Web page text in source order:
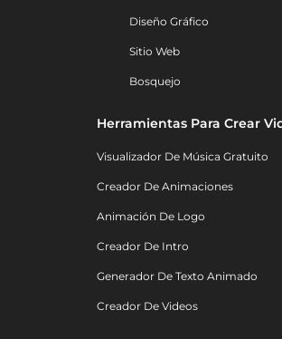
Diseño Gráfico
Sitio Web
Bosquejo
Herramientas Para Crear
Visualizador De Música Gratuito
Creador De Animaciones
Animación De Logo
Creador De Intro
Generador De Texto Animado
Creador De Videos